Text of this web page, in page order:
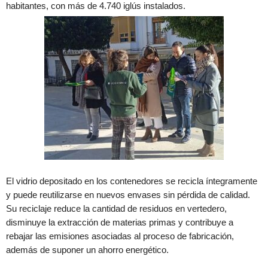
habitantes, con más de 4.740 iglús instalados.
El vidrio depositado en los contenedores se recicla íntegramente
y puede reutilizarse en nuevos envases sin pérdida de calidad.
Su reciclaje reduce la cantidad de residuos en vertedero,
disminuye la extracción de materias primas y contribuye a
rebajar las emisiones asociadas al proceso de fabricación,
además de suponer un ahorro energético.